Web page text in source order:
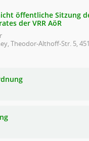
öffentliche Sitzung
der VRR AöR
Theodor-Althoff-Str. 5,